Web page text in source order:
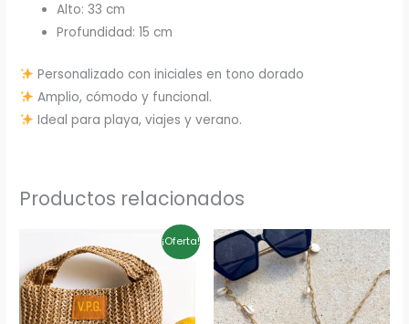
Alto: 33 cm
Profundidad: 15 cm
Personalizado con iniciales en tono dorado
Amplio, cómodo y funcional.
Ideal para playa, viajes y verano.
Productos relacionados
¡Oferta!
precio
original
era:
16,90€.
precio
actual
es:
10,00€.